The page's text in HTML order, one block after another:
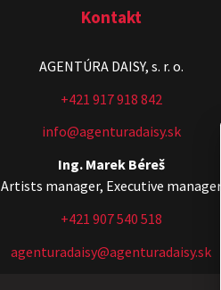
Kontakt
AGENTÚRA DAISY, s. r. o.
+421 917 918 842
info@agenturadaisy.sk
Ing. Marek Béreš
Artists manager, Executive manager
+421 907 540 518
agenturadaisy@agenturadaisy.sk